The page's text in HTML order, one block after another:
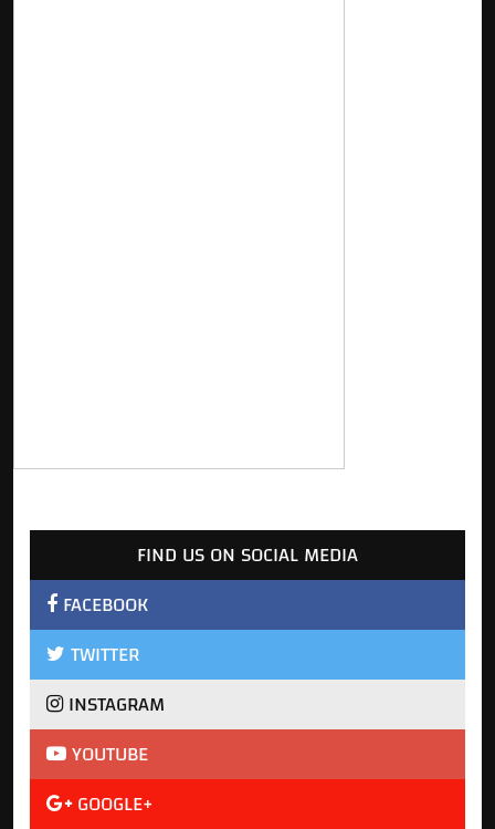
FIND US ON SOCIAL MEDIA
FACEBOOK
TWITTER
INSTAGRAM
YOUTUBE
GOOGLE+